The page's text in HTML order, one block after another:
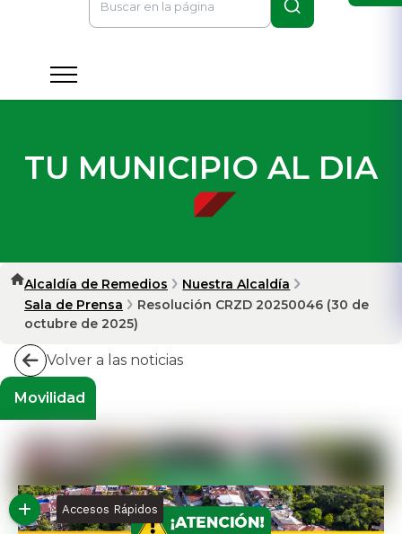
TU MUNICIPIO AL DIA
Alcaldía de Remedios
Nuestra Alcaldía
Sala de Prensa
Resolución CRZD 20250046 (30 de
octubre de 2025)
Volver a las noticias
Movilidad
Accesos Rápidos